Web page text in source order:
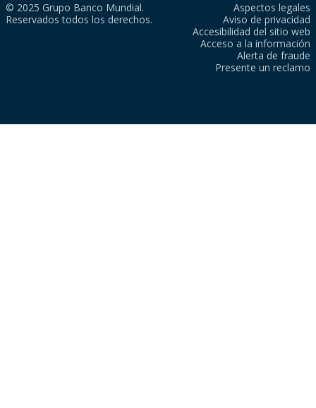
© 2025 Grupo Banco Mundial.
Reservados todos los derechos.
Aspectos legales
Aviso de privacidad
Accesibilidad del sitio web
Acceso a la información
Alerta de fraude
Presente un reclamo